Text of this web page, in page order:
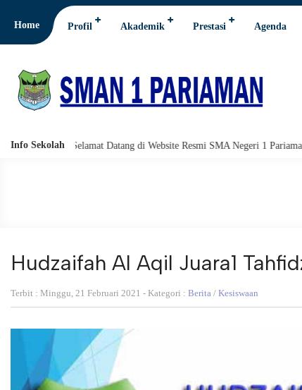
Home Profil Akademik Prestasi Agenda
Info Sekolah
Selamat Datang di Website Resmi SMA Negeri 1 Pariaman.
Hudzaifah Al Aqil Juara1
Terbit : Minggu, 21 Februari 2021 - Kategori : Berita / Kesiswaan